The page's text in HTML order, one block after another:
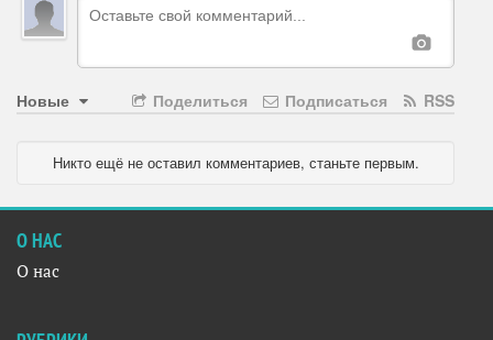
Новые RSS
Подписаться
Поделиться
Никто ещё не оставил комментариев, станьте первым.
О НАС
О нас